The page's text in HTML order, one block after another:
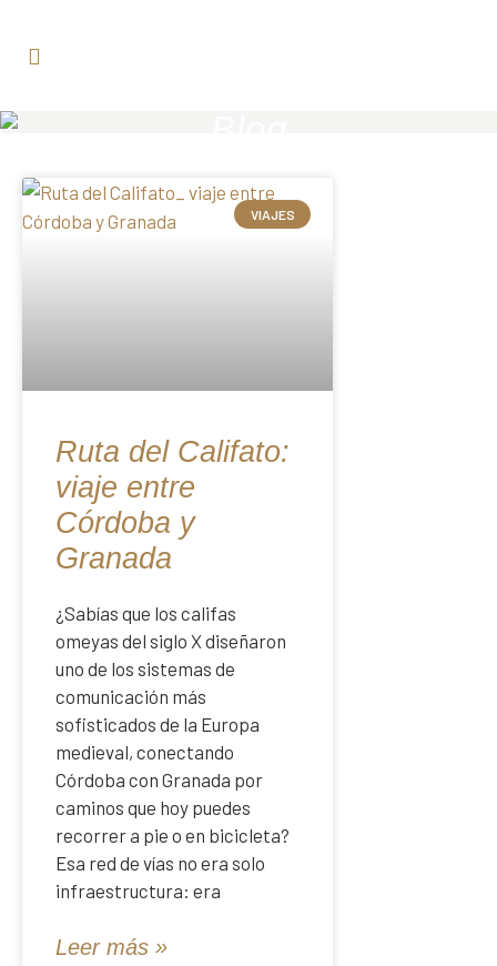
VIAJES
Ruta del Califato:
viaje entre
Córdoba y
Granada
¿Sabías que los califas
omeyas del siglo X diseñaron
uno de los sistemas de
comunicación más
sofisticados de la Europa
medieval, conectando
Córdoba con Granada por
caminos que hoy puedes
recorrer a pie o en bicicleta?
Esa red de vías no era solo
infraestructura: era
Leer más »